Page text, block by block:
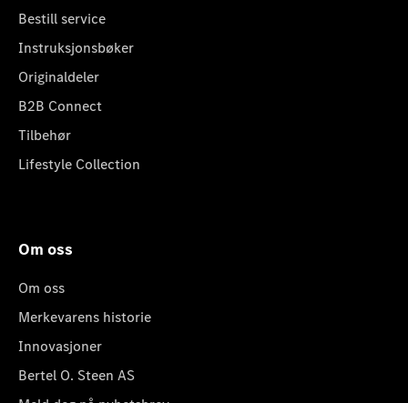
Bestill service
Instruksjonsbøker
Originaldeler
B2B Connect
Tilbehør
Lifestyle Collection
Om oss
Om oss
Merkevarens historie
Innovasjoner
Bertel O. Steen AS